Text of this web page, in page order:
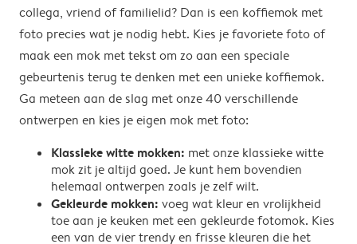
collega, vriend of familielid? Dan is een koffiemok met
foto precies wat je nodig hebt. Kies je favoriete foto of
maak een mok met tekst om zo aan een speciale
gebeurtenis terug te denken met een unieke koffiemok.
Ga meteen aan de slag met onze 40 verschillende
ontwerpen en kies je eigen mok met foto:
Klassieke witte mokken: met onze klassieke witte
mok zit je altijd goed. Je kunt hem bovendien
helemaal ontwerpen zoals je zelf wilt.
Gekleurde mokken: voeg wat kleur en vrolijkheid
toe aan je keuken met een gekleurde fotomok. Kies
een van de vier trendy en frisse kleuren die het